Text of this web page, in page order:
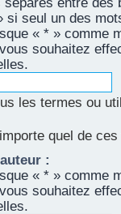
si seul un des
« * » comme
souhaitez
les termes ou
quel de
:
« * » comme
souhaitez